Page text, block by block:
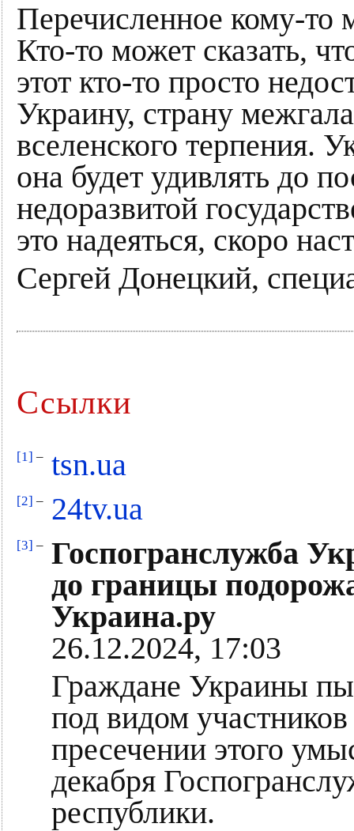
Перечисленное кому-то
Кто-то может сказать,
этот кто-то просто
Украину, страну
вселенского терпения.
она будет удивлять до
недоразвитой
это надеяться, скоро
Сергей Донецкий,
Ссылки
[1] – tsn.ua
[2] – 24tv.ua
[3] – Госпогранслужба
до границы
Украина.ру
26.12.2024, 17:03
Граждане Украины
под видом
пресечении этого
декабря
республики.